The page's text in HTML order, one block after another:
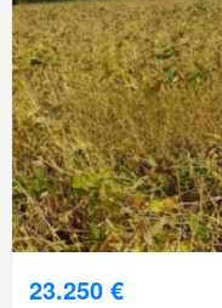
23.250 €